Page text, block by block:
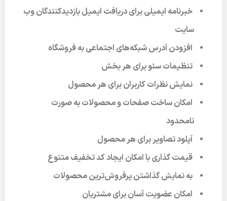
خبرنامه ایمیلی برای دریافت ایمیل بازدیدکنندگان وب
سایت
افزودن آدرس شبکه‌های اجتماعی به فروشگاه
تنظیمات سئو برای هر بخش
نمایش نظرات کاربران برای هر محصول
امکان ساخت صفحات و محصولات به صورت
نامحدود
آپلود تصاویر برای هر محصول
قیمت گذاری با امکان ایجاد کد تخفیف متنوع
به نمایش گذاشتن پرفروش‌ترین محصولات
امکان عضویت آسان برای مشتریان